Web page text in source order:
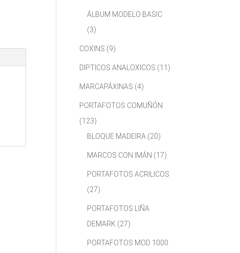
ÁLBUM MODELO BASIC
(3)
COXINS (9)
DIPTICOS ANALOXICOS (11)
MARCAPÁXINAS (4)
PORTAFOTOS COMUÑÓN
(123)
BLOQUE MADEIRA (20)
MARCOS CON IMÁN (17)
PORTAFOTOS ACRILICOS
(27)
PORTAFOTOS LIÑA
DEMARK (27)
PORTAFOTOS MOD 1000